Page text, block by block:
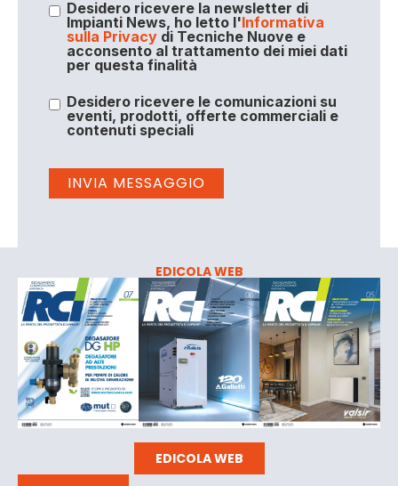
Desidero ricevere la newsletter di
Impianti News, ho letto l'Informativa
sulla Privacydi Tecniche Nuove e
acconsento al trattamento dei miei dati
per questa finalità
Desidero ricevere le comunicazioni su
eventi, prodotti, offerte commerciali e
contenuti speciali
EDICOLA WEB
EDICOLA WEB